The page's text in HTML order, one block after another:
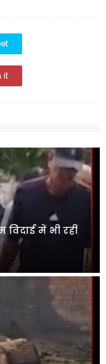
it
में भी रहीं